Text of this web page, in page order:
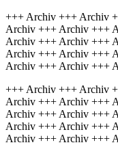
+++ Archiv +++ Archiv
Archiv +++ Archiv +++
Archiv +++ Archiv +++
Archiv +++ Archiv +++
Archiv +++ Archiv +++
+++ Archiv +++ Archiv
Archiv +++ Archiv +++
Archiv +++ Archiv +++
Archiv +++ Archiv +++
Archiv +++ Archiv +++